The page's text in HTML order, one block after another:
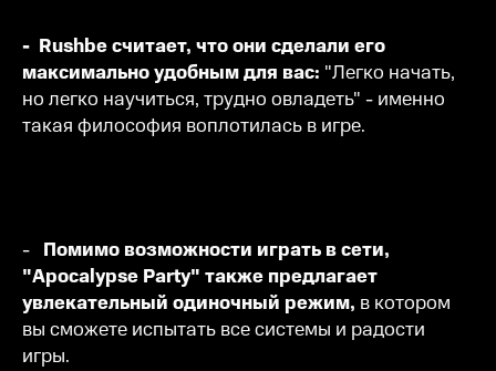
- Rushbe считает, что они сделали его
максимально удобным для вас: "Легко начать,
но легко научиться, трудно овладеть" - именно
такая философия воплотилась в игре.
- Помимо возможности играть в сети,
"Apocalypse Party" также предлагает
увлекательный одиночный режим, в котором
вы сможете испытать все системы и радости
игры.